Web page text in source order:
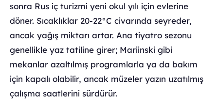
sonra Rus iç turizmi yeni okul yılı için evlerine
döner. Sıcaklıklar 20-22°C civarında seyreder,
ancak yağış miktarı artar. Ana tiyatro sezonu
genellikle yaz tatiline girer; Mariinski gibi
mekanlar azaltılmış programlarla ya da bakım
için kapalı olabilir, ancak müzeler yazın uzatılmış
çalışma saatlerini sürdürür.